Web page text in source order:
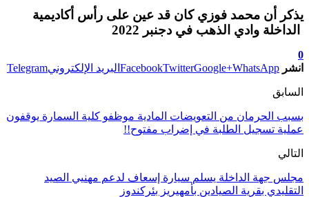
يذكر أن محمد فوزي كان قد عين على رأس أكاديمية
0
انشر
FacebookTwitterGoogle+WhatsApp البريد الإلكترونيTelegram
السابق
بسبب الحرمان من التعويضات المادية موظفو كلية السمارة يوقفون
عملية تسجيل الطلبة في إضراب مفتوح!!
التالي
مجلس جهة الداخلة يسلم سيارة إسعاف لدعم مهنيي الصيد
التقليدي بقرية الصيادين بأمهيريز بئركندوز